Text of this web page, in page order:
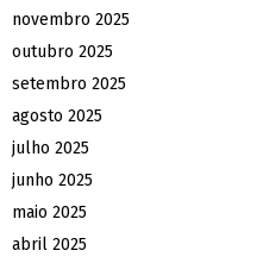
novembro 2025
outubro 2025
setembro 2025
agosto 2025
julho 2025
junho 2025
maio 2025
abril 2025